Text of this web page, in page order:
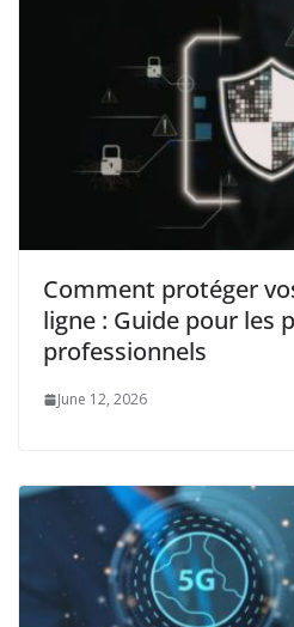
Comment protéger
ligne : Guide pour les
professionnels
June 12, 2026